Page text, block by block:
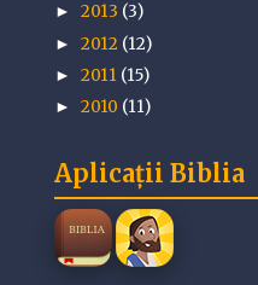
► 2013 (3)
► 2012 (12)
► 2011 (15)
► 2010 (11)
Aplicații Biblia